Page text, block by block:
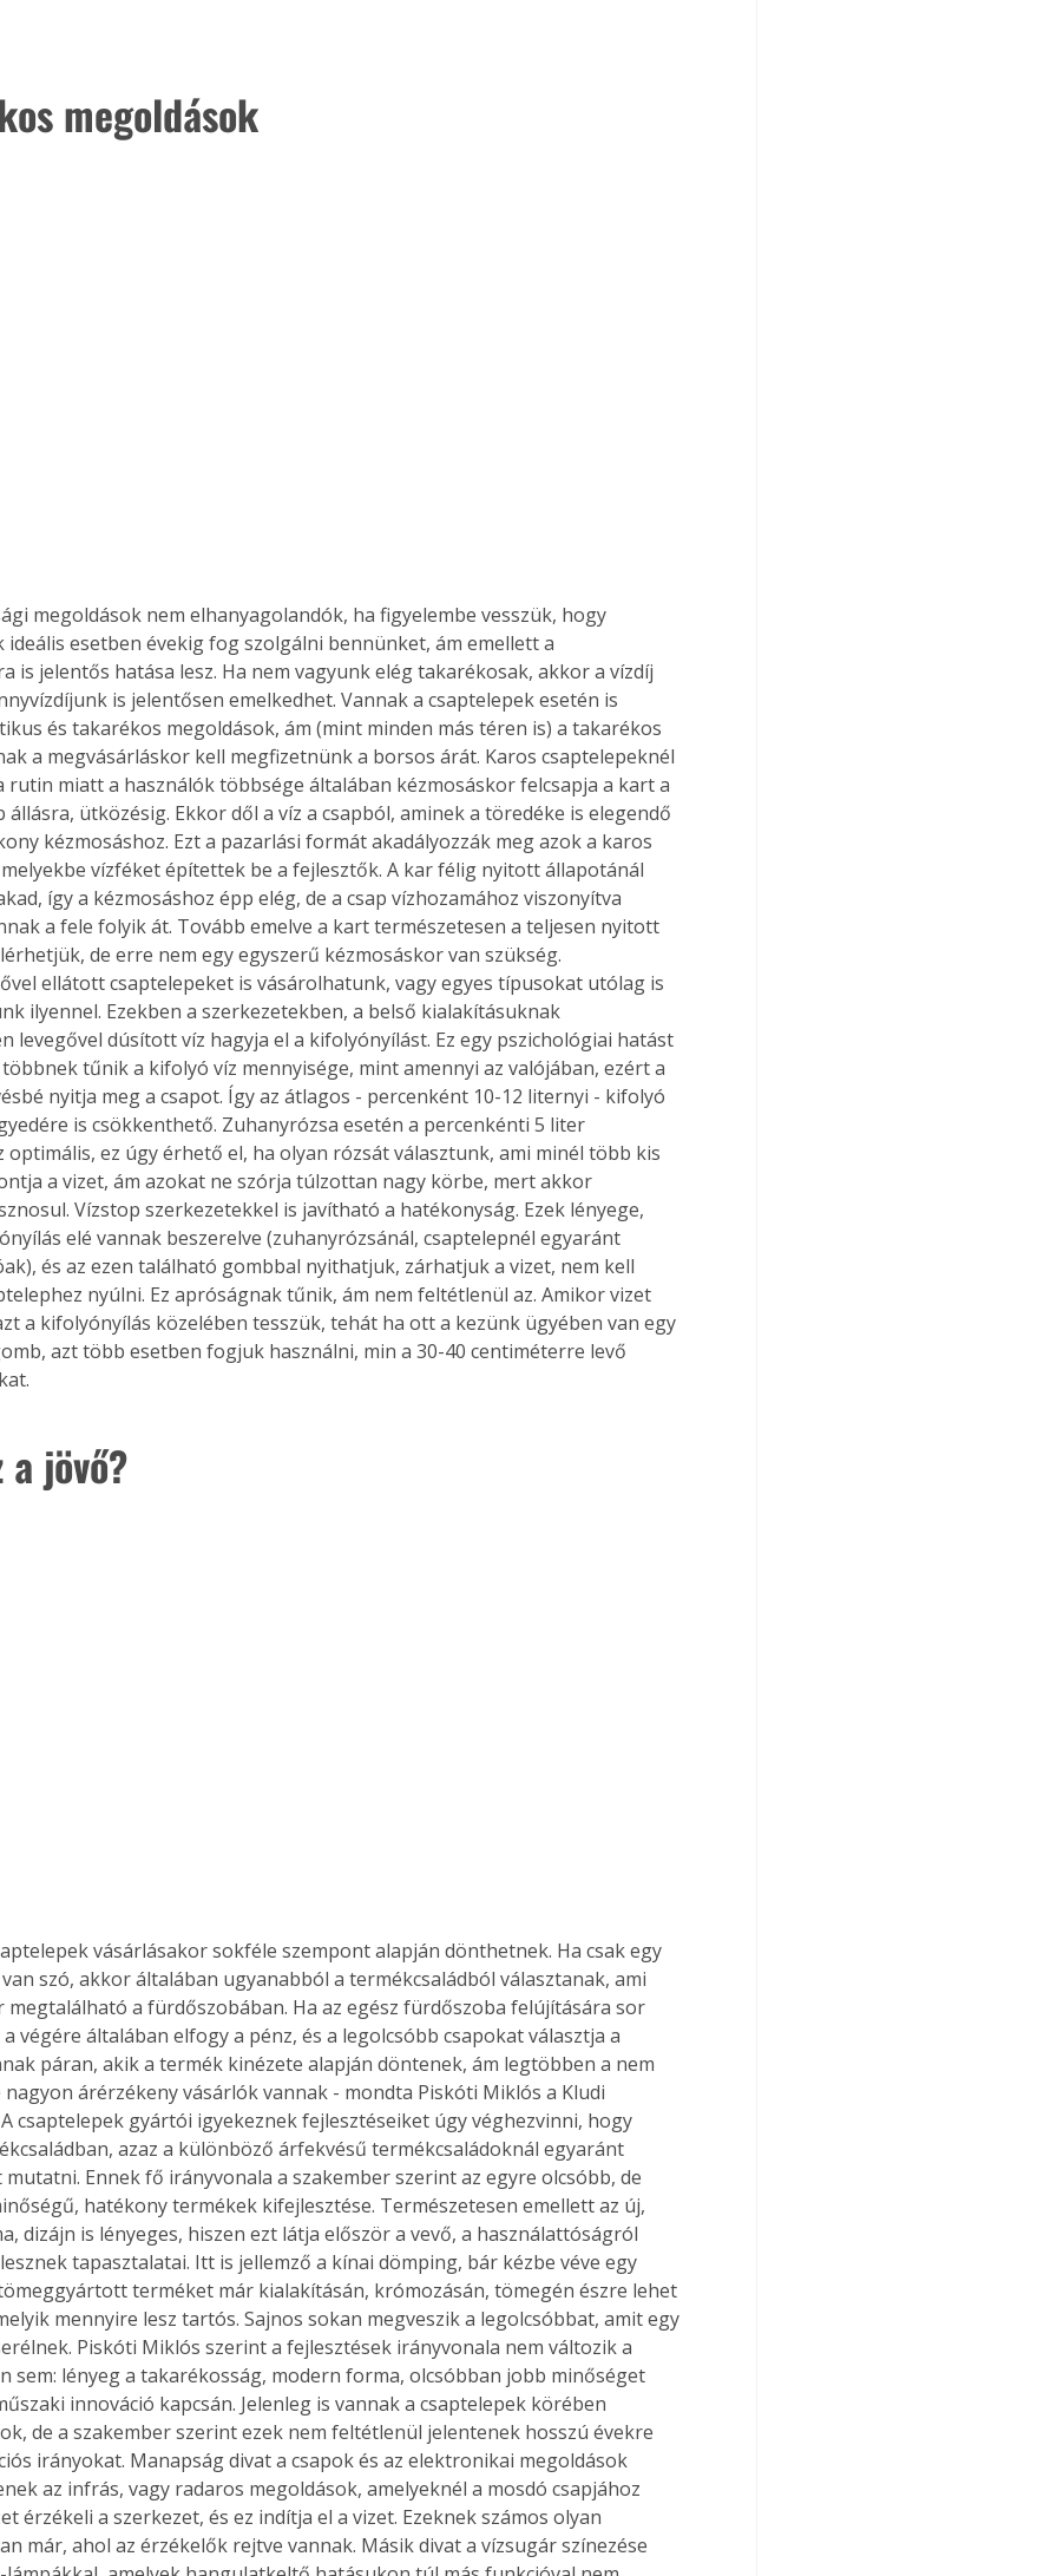
az
Old
új,
egyedi
vagy
is
Bárhol,
élve
az
A
Bővebb információ itt!
Együtt jobban megéri! A
könyvek tetszőleges
párosítással kedvezményes
áron, 0 Ft postaköltséggel
megrendelhetők!
Gyógyító növények: a
természet kincsei az
megoldások
megoldások nem elhanyagolandók, ha figyelembe vesszük, hogy
ideális esetben évekig fog szolgálni bennünket, ám emellett a
is jelentős hatása lesz. Ha nem vagyunk elég takarékosak, akkor a vízdíj
is jelentősen emelkedhet. Vannak a csaptelepek esetén is
és takarékos megoldások, ám (mint minden más téren is) a takarékos
a megvásárláskor kell megfizetnünk a borsos árát. Karos csaptelepeknél
rutin miatt a használók többsége általában kézmosáskor felcsapja a kart a
állásra, ütközésig. Ekkor dől a víz a csapból, aminek a töredéke is elegendő
kézmosáshoz. Ezt a pazarlási formát akadályozzák meg azok a karos
vízféket építettek be a fejlesztők. A kar félig nyitott állapotánál
így a kézmosáshoz épp elég, de a csap vízhozamához viszonyítva
a fele folyik át. Tovább emelve a kart természetesen a teljesen nyitott
de erre nem egy egyszerű kézmosáskor van szükség.
ellátott csaptelepeket is vásárolhatunk, vagy egyes típusokat utólag is
ilyennel. Ezekben a szerkezetekben, a belső kialakításuknak
levegővel dúsított víz hagyja el a kifolyónyílást. Ez egy pszichológiai hatást
tűnik a kifolyó víz mennyisége, mint amennyi az valójában, ezért a
nyitja meg a csapot. Így az átlagos - percenként 10-12 liternyi - kifolyó
is csökkenthető. Zuhanyrózsa esetén a percenkénti 5 liter
optimális, ez úgy érhető el, ha olyan rózsát választunk, ami minél több kis
a vizet, ám azokat ne szórja túlzottan nagy körbe, mert akkor
Vízstop szerkezetekkel is javítható a hatékonyság. Ezek lényege,
elé vannak beszerelve (zuhanyrózsánál, csaptelepnél egyaránt
és az ezen található gombbal nyithatjuk, zárhatjuk a vizet, nem kell
nyúlni. Ez apróságnak tűnik, ám nem feltétlenül az. Amikor vizet
a kifolyónyílás közelében tesszük, tehát ha ott a kezünk ügyében van egy
azt több esetben fogjuk használni, min a 30-40 centiméterre levő
jövő?
vásárlásakor sokféle szempont alapján dönthetnek. Ha csak egy
szó, akkor általában ugyanabból a termékcsaládból választanak, ami
megtalálható a fürdőszobában. Ha az egész fürdőszoba felújítására sor
végére általában elfogy a pénz, és a legolcsóbb csapokat választja a
páran, akik a termék kinézete alapján döntenek, ám legtöbben a nem
nagyon árérzékeny vásárlók vannak - mondta Piskóti Miklós a Kludi
csaptelepek gyártói igyekeznek fejlesztéseiket úgy véghezvinni, hogy
azaz a különböző árfekvésű termékcsaládoknál egyaránt
Ennek fő irányvonala a szakember szerint az egyre olcsóbb, de
hatékony termékek kifejlesztése. Természetesen emellett az új,
dizájn is lényeges, hiszen ezt látja először a vevő, a használattóságról
tapasztalatai. Itt is jellemző a kínai dömping, bár kézbe véve egy
terméket már kialakításán, krómozásán, tömegén észre lehet
mennyire lesz tartós. Sajnos sokan megveszik a legolcsóbbat, amit egy
Piskóti Miklós szerint a fejlesztések irányvonala nem változik a
sem: lényeg a takarékosság, modern forma, olcsóbban jobb minőséget
innováció kapcsán. Jelenleg is vannak a csaptelepek körében
de a szakember szerint ezek nem feltétlenül jelentenek hosszú évekre
irányokat. Manapság divat a csapok és az elektronikai megoldások
az infrás, vagy radaros megoldások, amelyeknél a mosdó csapjához
érzékeli a szerkezet, és ez indítja el a vizet. Ezeknek számos olyan
már, ahol az érzékelők rejtve vannak. Másik divat a vízsugár színezése